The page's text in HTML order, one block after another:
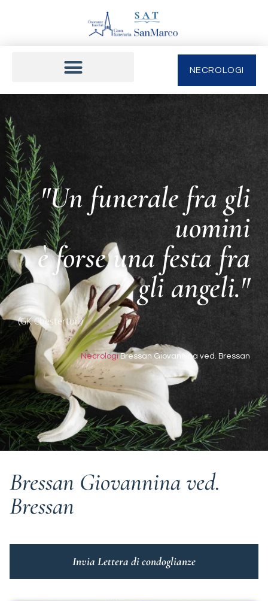
NECROLOGI
"Un funerale fra gli
uomini
è forse una festa fra
gli angeli."
(GK Chesterton)
Necrologi Bressan Giovannina ved. Bressan
Bressan Giovannina ved.
Bressan
Invia Lettera di condoglianze